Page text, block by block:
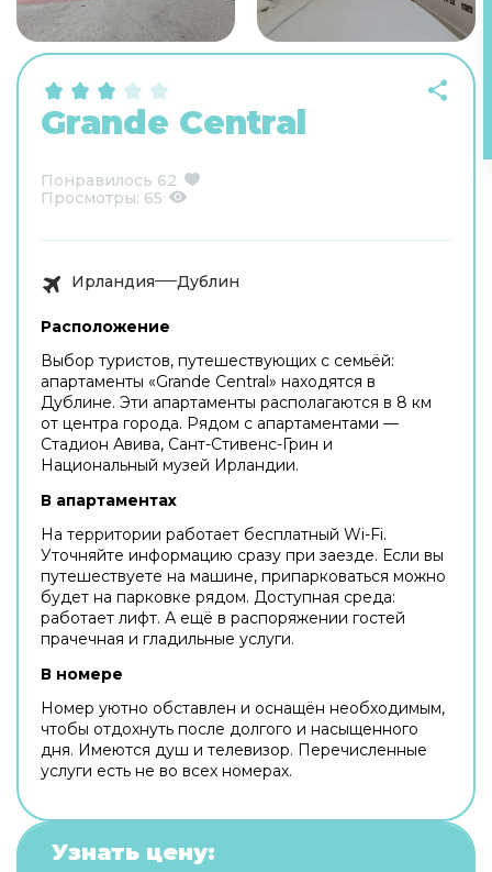
Grande Central
Понравилось 62
Просмотры: 65
Ирландия Дублин
Расположение
Выбор туристов, путешествующих с семьёй:
апартаменты «Grande Central» находятся в
Дублине. Эти апартаменты располагаются в 8 км
от центра города. Рядом с апартаментами —
Стадион Авива, Сант-Стивенс-Грин и
Национальный музей Ирландии.
В апартаментах
На территории работает бесплатный Wi-Fi.
Уточняйте информацию сразу при заезде. Если вы
путешествуете на машине, припарковаться можно
будет на парковке рядом. Доступная среда:
работает лифт. А ещё в распоряжении гостей
прачечная и гладильные услуги.
В номере
Номер уютно обставлен и оснащён необходимым,
чтобы отдохнуть после долгого и насыщенного
дня. Имеются душ и телевизор. Перечисленные
услуги есть не во всех номерах.
Узнать цену: